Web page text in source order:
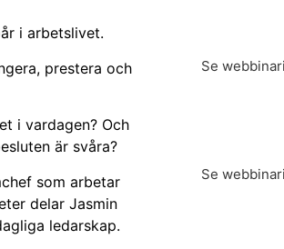
i arbetslivet.
prestera och
i vardagen? Och
är svåra?
som arbetar
delar Jasmin
ledarskap.
Se
Se